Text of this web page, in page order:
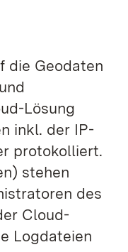
die Geodaten
Lösung
inkl. der IP-
protokolliert.
stehen
des
Cloud-
Logdateien